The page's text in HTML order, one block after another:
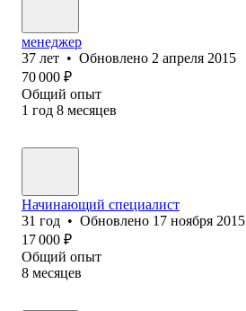
менеджер
37 лет • Обновлено 2 апреля 2015
70 000 ₽
Общий опыт
1 год 8 месяцев
Начинающий специалист
31 год • Обновлено 17 ноября 2015
17 000 ₽
Общий опыт
8 месяцев